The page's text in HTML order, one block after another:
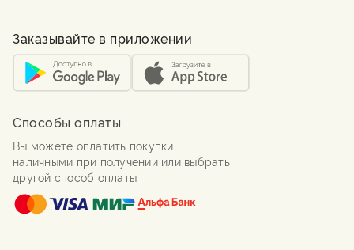
Заказывайте в приложении
Способы оплаты
Вы можете оплатить покупки
наличными при получении или выбрать
другой способ оплаты